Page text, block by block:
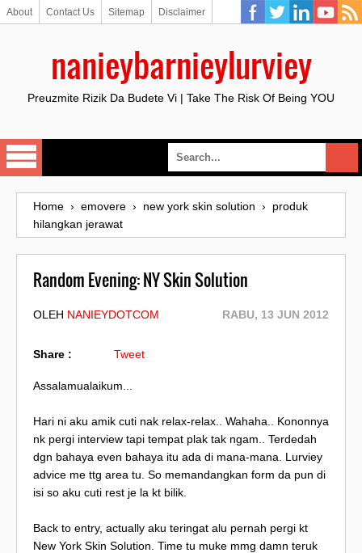
About Contact Us Sitemap Disclaimer
nanieybarnieylurviey
Preuzmite Rizik Da Budete Vi | Take The Risk Of Being YOU
Home › emovere › new york skin solution › produk
hilangkan jerawat
Random Evening: NY Skin Solution
OLEH NANIEYDOTCOM RABU, 13 JUN 2012
Share : Tweet
Assalamualaikum...
Hari ni aku amik cuti nak relax-relax.. Wahaha.. Kononnya
nk pergi interview tapi tempat plak tak ngam.. Terdedah
dgn bahaya even bahaya itu ada di mana-mana. Lurviey
advice me ttg area tu. So memandangkan form da pun di
isi so aku cuti rest je la kt bilik.
Back to entry, actually aku teringat alu pernah pergi kt
New York Skin Solution. Time tu muke mmg damn teruk